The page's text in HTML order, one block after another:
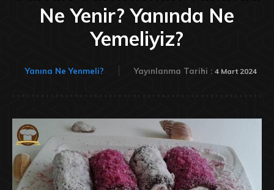
Ne Yenir? Yanında Ne
Yemeliyiz?
Yanına Ne Yenmeli? Yayınlanma Tarihi : 4 Mart 2024